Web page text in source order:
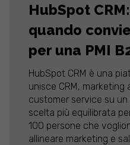
HubSpot
quando
per una PMI
HubSpot CRM è una
unisce CRM, marketing
customer service su
scelta più equilibrata
100 persone che
allineare marketing e